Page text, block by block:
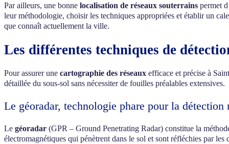
Par ailleurs, une bonne localisation de réseaux souterrains permet
leur méthodologie, choisir les techniques appropriées et établir un
que connaît actuellement la ville.
Les différentes techniques de
Pour assurer une cartographie des réseaux efficace et précise à
détaillée du sous-sol sans nécessiter de fouilles préalables extensives.
Le géoradar, technologie phare pour la
Le géoradar (GPR – Ground Penetrating Radar) constitue la
électromagnétiques qui pénètrent dans le sol et sont réfléchies par